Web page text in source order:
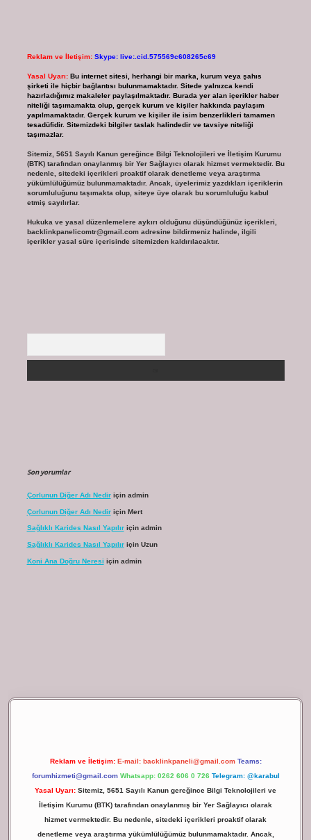
Reklam ve İletişim: Skype: live:.cid.575569c608265c69
Yasal Uyarı: Bu internet sitesi, herhangi bir marka, kurum veya şahıs
şirketi ile hiçbir bağlantısı bulunmamaktadır. Sitede yalnızca kendi
hazırladığımız makaleler paylaşılmaktadır. Burada yer alan içerikler haber
niteliği taşımamakta olup, gerçek kurum ve kişiler hakkında paylaşım
yapılmamaktadır. Gerçek kurum ve kişiler ile isim benzerlikleri tamamen
tesadüfidir. Sitemizdeki bilgiler taslak halindedir ve tavsiye niteliği
taşımazlar.
Sitemiz, 5651 Sayılı Kanun gereğince Bilgi Teknolojileri ve İletişim Kurumu
(BTK) tarafından onaylanmış bir Yer Sağlayıcı olarak hizmet vermektedir. Bu
nedenle, sitedeki içerikleri proaktif olarak denetleme veya araştırma
yükümlülüğümüz bulunmamaktadır. Ancak, üyelerimiz yazdıkları içeriklerin
sorumluluğunu taşımakta olup, siteye üye olarak bu sorumluluğu kabul
etmiş sayılırlar.
Hukuka ve yasal düzenlemelere aykırı olduğunu düşündüğünüz içerikleri,
backlinkpanelicomtr@gmail.comadresine bildirmeniz halinde, ilgili
içerikler yasal süre içerisinde sitemizden kaldırılacaktır.
Son yorumlar
Çorlunun Diğer Adı Nediriçin admin
Çorlunun Diğer Adı Nediriçin Mert
Sağlıklı Karides Nasıl Yapılıriçin admin
Sağlıklı Karides Nasıl Yapılıriçin Uzun
Koni Ana Doğru Neresi için admin
Reklam ve İletişim: E-mail: backlinkpaneli@gmail.com Teams:
forumhizmeti@gmail.com Whatsapp: 0262 606 0 726 Telegram: @karabul
Yasal Uyarı: Sitemiz, 5651 Sayılı Kanun gereğince Bilgi Teknolojileri ve
İletişim Kurumu (BTK) tarafından onaylanmış bir Yer Sağlayıcı olarak
hizmet vermektedir. Bu nedenle, sitedeki içerikleri proaktif olarak
denetleme veya araştırma yükümlülüğümüz bulunmamaktadır. Ancak,